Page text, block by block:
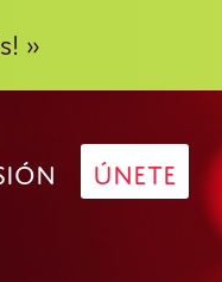
»
ÚNETE